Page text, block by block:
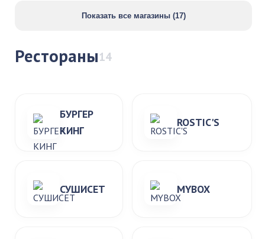
Показать все магазины (17)
Рестораны14
БУРГЕР
КИНГ
ROSTIC'S
СУШИСЕТ MYBOX